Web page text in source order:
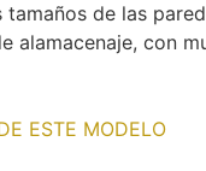
de las
alamacenaje, con
ESTE MODELO